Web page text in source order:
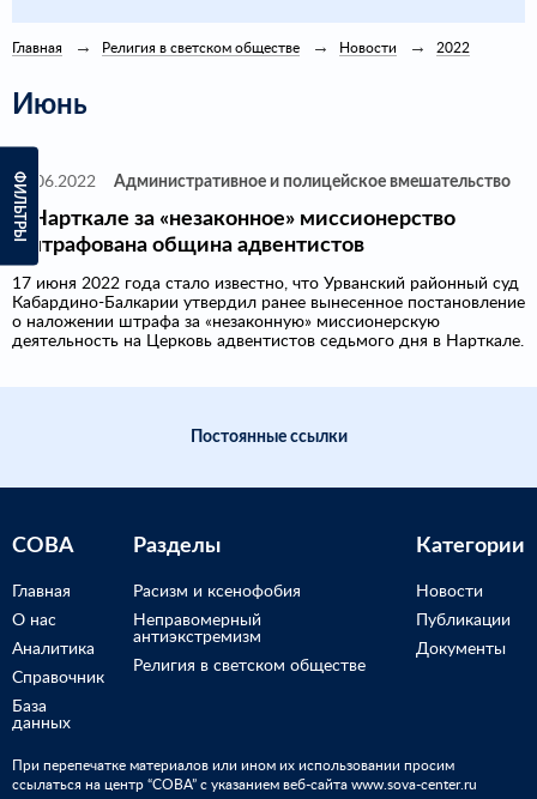
ФИЛЬТРЫ
Главная Религия в светском обществе Новости 2022
Июнь
20.06.2022 Административное и полицейское вмешательство
В Нарткале за «незаконное» миссионерство
оштрафована община адвентистов
17 июня 2022 года стало известно, что Урванский районный суд
Кабардино-Балкарии утвердил ранее вынесенное постановление
о наложении штрафа за «незаконную» миссионерскую
деятельность на Церковь адвентистов седьмого дня в Нарткале.
Постоянные ссылки
СОВА
Главная
О нас
Аналитика
Справочник
База
данных
Разделы
Расизм и ксенофобия
Неправомерный
антиэкстремизм
Религия в светском обществе
Категории
Новости
Публикации
Документы
При перепечатке материалов или ином их использовании просим
ссылаться на центр “СОВА” с указанием веб-сайта www.sova-center.ru